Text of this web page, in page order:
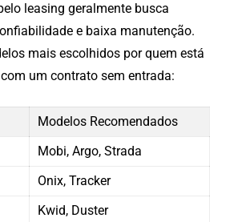
leasing geralmente busca
e baixa manutenção.
mais escolhidos porquem está
com um contrato sem entrada:
Modelos Recomendados
Mobi, Argo, Strada
Onix, Tracker
Kwid, Duster